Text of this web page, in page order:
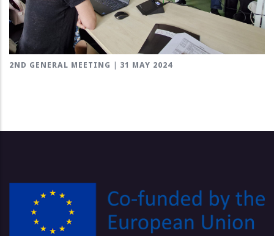
2ND GENERAL MEETING | 31 MAY 2024